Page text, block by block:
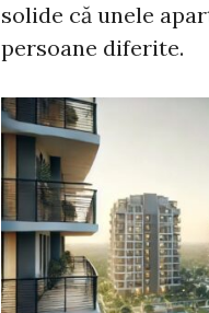
solide că unele
persoane diferite.